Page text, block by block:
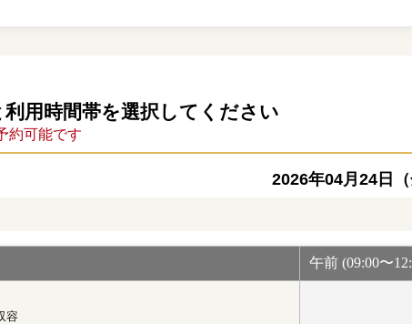
利用時間帯を選択してください
約可能です
2026年04月24日（
午前 (09:00〜
容